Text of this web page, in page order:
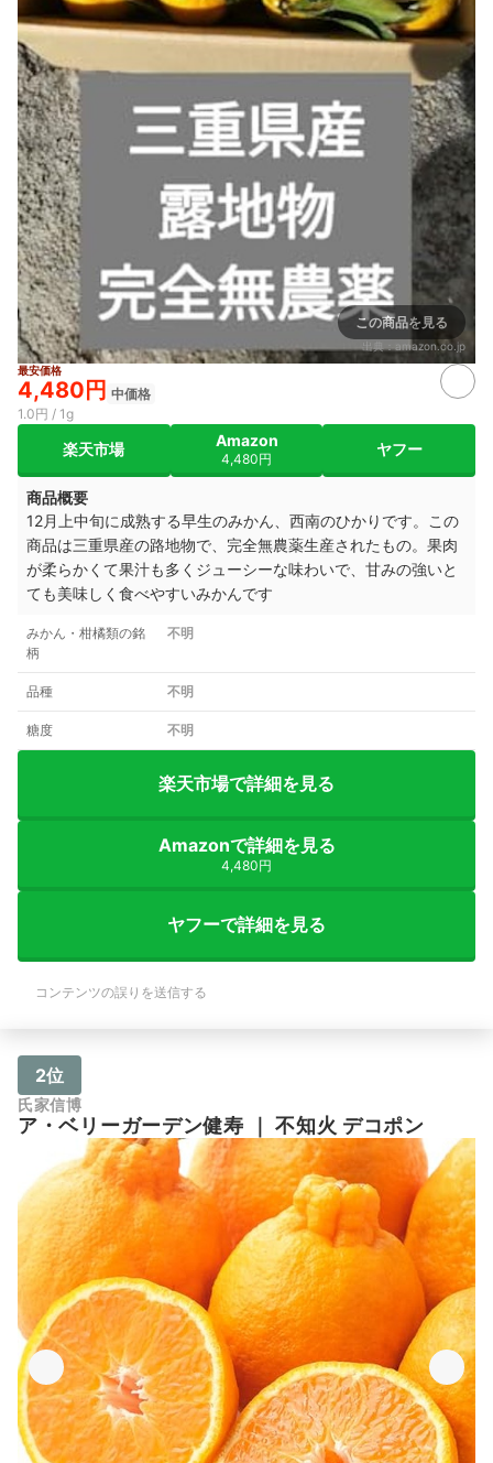
この商品を見る
出典： amazon.co.jp
最安価格
4,480円 中価格
1.0円 / 1g
楽天市場 Amazon
4,480円
ヤフー
商品概要
12月上中旬に成熟する早生のみかん、西南のひかりです。この
商品は三重県産の路地物で、完全無農薬生産されたもの。果肉
が柔らかくて果汁も多くジューシーな味わいで、甘みの強いと
ても美味しく食べやすいみかんです
みかん・柑橘類の銘
柄
不明
品種 不明
糖度 不明
楽天市場で詳細を見る
Amazonで詳細を見る
4,480円
ヤフーで詳細を見る
コンテンツの誤りを送信する
2位
氏家信博
ア・ベリーガーデン健寿 ｜不知火 デコポン